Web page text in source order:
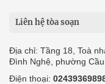
Liên hệ tòa soạn
Địa chỉ: Tầng 18, Toà
Đình Nghệ, phường Cầu
Điện thoại: